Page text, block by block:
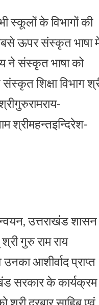
स्कूलों के विभागों की
ऊपर संस्कृत भाषा
ने संस्कृत भाषा को
शिक्षा विभाग
श्रीमहन्तइन्दिरेश-
उत्तराखंड
गुरु राम राय
आशीर्वाद प्राप्त
सरकार के कार्यक्रम
दरबार साहिब एवं